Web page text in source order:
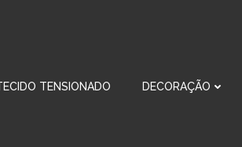
TENSIONADO DECORAÇÃO